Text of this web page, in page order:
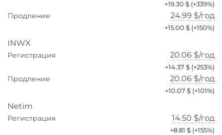
+19.30 $ (+339%)
Продление 24.99 $/год
+15.00 $ (+150%)
INWX
Регистрация 20.06 $/год
+14.37 $ (+253%)
Продление 20.06 $/год
+10.07 $ (+101%)
Netim
Регистрация 14.50 $/год
+8.81 $ (+155%)